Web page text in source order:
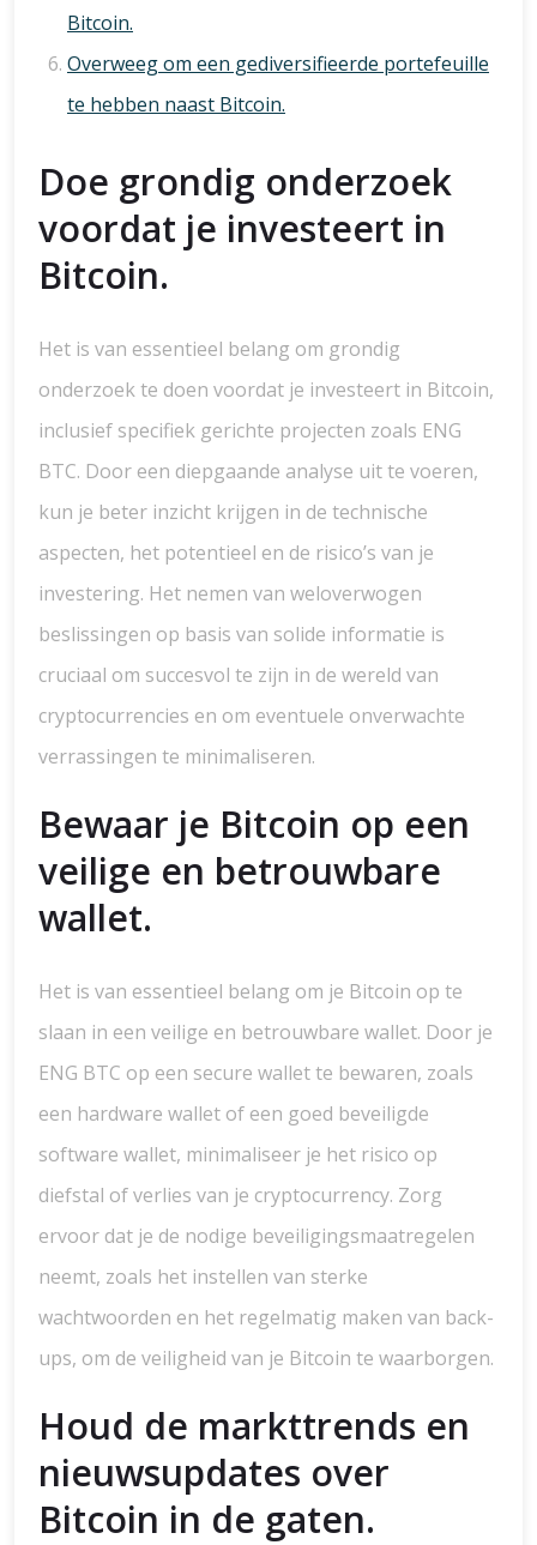
Bitcoin.
Overweeg om een ​​gediversifieerde portefeuille
te hebben naast Bitcoin.
Doe grondig onderzoek
voordat je investeert in
Bitcoin.
Het is van essentieel belang om grondig
onderzoek te doen voordat je investeert in Bitcoin,
inclusief specifiek gerichte projecten zoals ENG
BTC. Door een diepgaande analyse uit te voeren,
kun je beter inzicht krijgen in de technische
aspecten, het potentieel en de risico’s van je
investering. Het nemen van weloverwogen
beslissingen op basis van solide informatie is
cruciaal om succesvol te zijn in de wereld van
cryptocurrencies en om eventuele onverwachte
verrassingen te minimaliseren.
Bewaar je Bitcoin op een
veilige en betrouwbare
wallet.
Het is van essentieel belang om je Bitcoin op te
slaan in een veilige en betrouwbare wallet. Door je
ENG BTC op een secure wallet te bewaren, zoals
een hardware wallet of een goed beveiligde
software wallet, minimaliseer je het risico op
diefstal of verlies van je cryptocurrency. Zorg
ervoor dat je de nodige beveiligingsmaatregelen
neemt, zoals het instellen van sterke
wachtwoorden en het regelmatig maken van back-
ups, om de veiligheid van je Bitcoin te waarborgen.
Houd de markttrends en
nieuwsupdates over
Bitcoin in de gaten.